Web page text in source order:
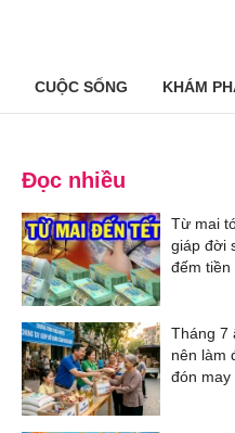
CUỘC SỐNG KHÁM
Đọc nhiều
Từ mai
giáp đời
đếm tiền
Tháng 7
nên làm
đón may